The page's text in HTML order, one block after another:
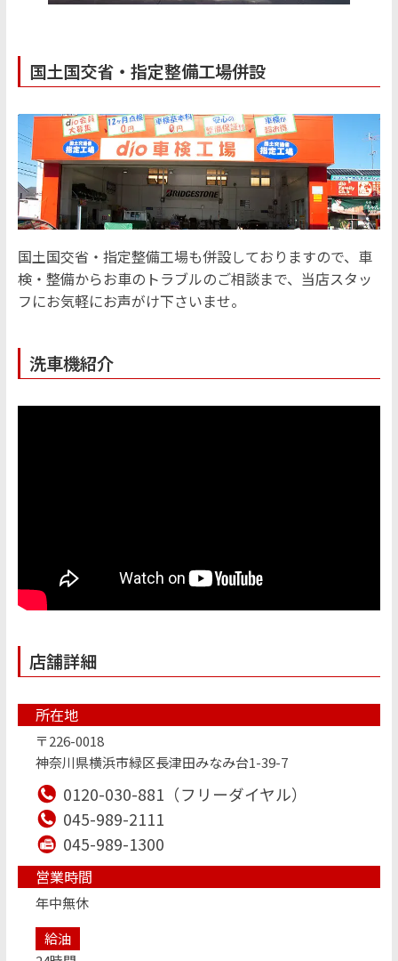
国土国交省・指定整備工場併設
国土国交省・指定整備工場も併設しておりますので、車
検・整備からお車のトラブルのご相談まで、当店スタッ
フにお気軽にお声がけ下さいませ。
洗車機紹介
店舗詳細
所在地
〒226-0018
神奈川県横浜市緑区長津田みなみ台1-39-7
0120-030-881（フリーダイヤル）
045-989-2111
045-989-1300
営業時間
年中無休
給油